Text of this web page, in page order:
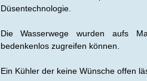
Düsentechnologie.
Die Wasserwege wurden aufs
bedenkenlos zugreifen können.
Ein Kühler der keine Wünsche offen